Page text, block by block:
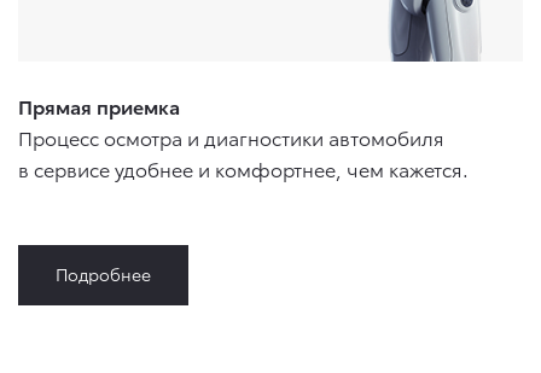
Прямая приемка
Процесс осмотра и диагностики автомобиля
в сервисе удобнее и комфортнее, чем кажется.
Подробнее